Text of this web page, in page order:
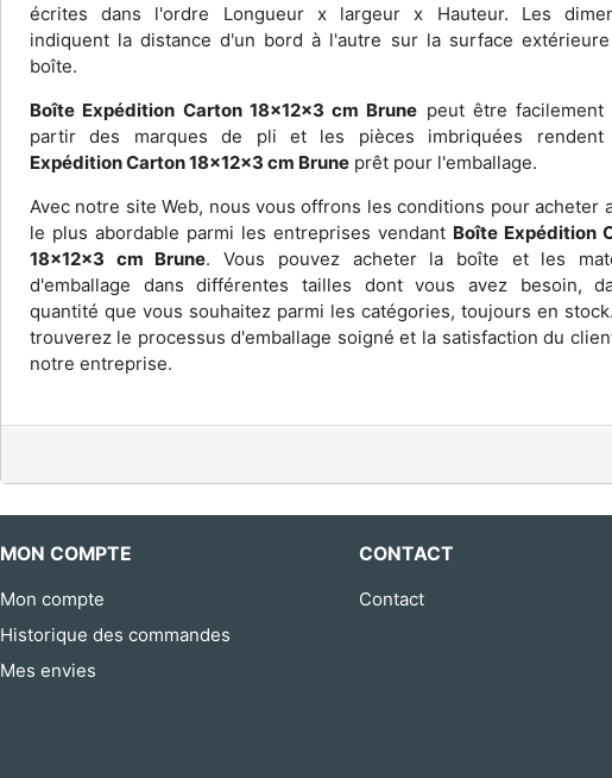
écrites dans l'ordre Longueur x largeur x Hauteur. Les
indiquent la distance d'un bord à l'autre sur la surface
boîte.
Boîte Expédition Carton 18x12x3 cm Brune peut être
partir des marques de pli et les pièces imbriquées rendent
Expédition Carton 18x12x3 cm Bruneprêt pour l'emballage.
Avec notre site Web, nous vous offrons les conditions pour acheter
le plus abordable parmi les entreprises vendant Boîte Expédition
18x12x3 cm Brune. Vous pouvez acheter la boîte et les
d'emballage dans différentes tailles dont vous avez besoin,
quantité que vous souhaitez parmi les catégories, toujours en
trouverez le processus d'emballage soigné et la satisfaction du
notre entreprise.
MON COMPTE
Mon compte
Historique des commandes
Mes envies
CONTACT
Contact